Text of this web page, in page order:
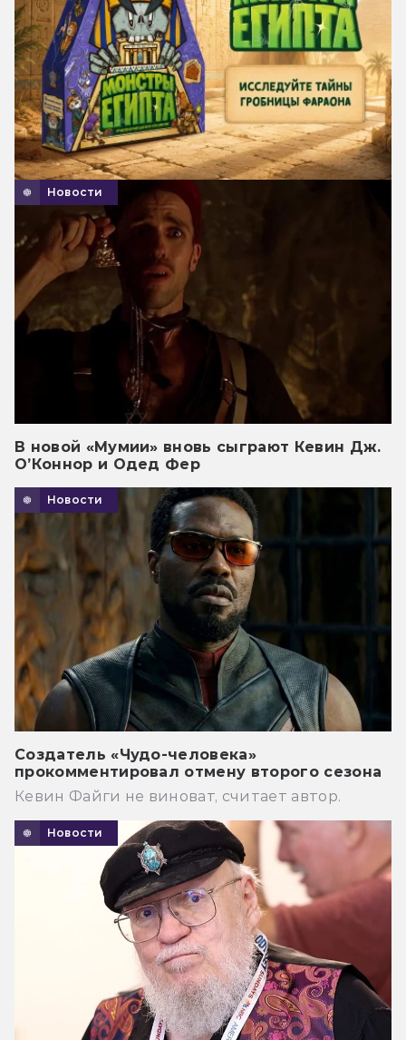
Новости
В новой «Мумии» вновь сыграют Кевин Дж.
О’Коннор и Одед Фер
Новости
Создатель «Чудо-человека»
прокомментировал отмену второго сезона
Кевин Файги не виноват, считает автор.
Новости